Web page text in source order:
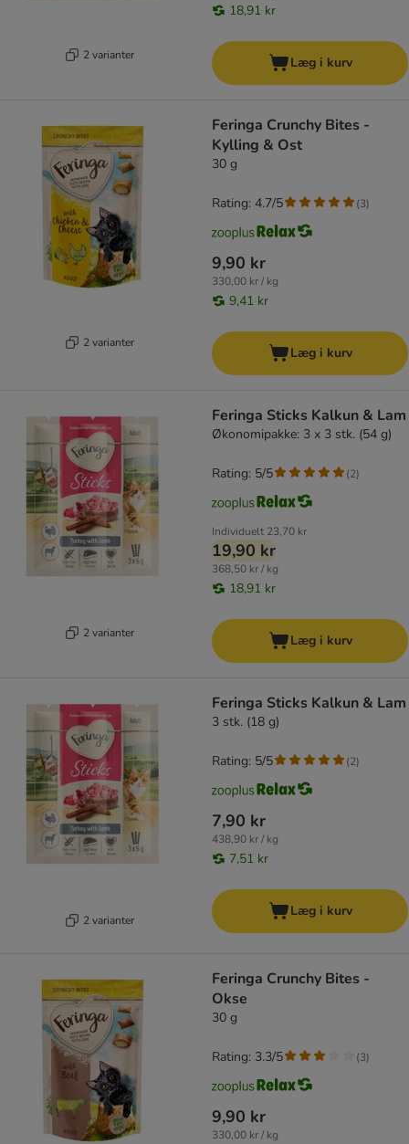
2 varianter
18,91 kr
Læg i kurv
2 varianter
Feringa Crunchy Bites -
Kylling & Ost
30 g
9,90 kr
330,00 kr / kg
9,41 kr
Rating: 4.7/5 (3)
Læg i kurv
2 varianter
Feringa Sticks Kalkun & Lam
Økonomipakke: 3 x 3 stk. (54 g)
Individuelt 23,70 kr
19,90 kr
368,50 kr / kg
18,91 kr
Rating: 5/5 (2)
Læg i kurv
2 varianter
Feringa Sticks Kalkun & Lam
3 stk. (18 g)
7,90 kr
438,90 kr / kg
7,51 kr
Rating: 5/5 (2)
Læg i kurv
Feringa Crunchy Bites -
Okse
30 g
9,90 kr
330,00 kr / kg
Rating: 3.3/5 (3)